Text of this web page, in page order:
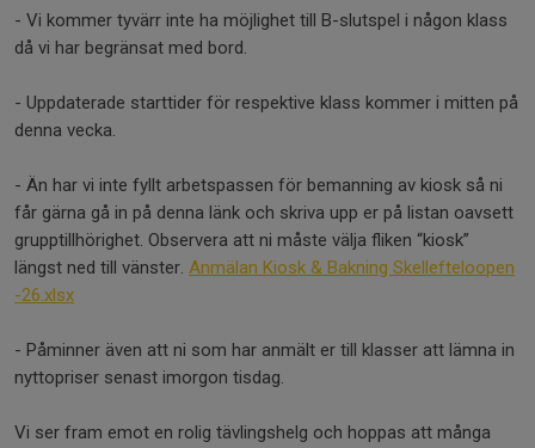
- Vi kommer tyvärr inte ha möjlighet till B-slutspel i någon klass
då vi har begränsat med bord.
- Uppdaterade starttider för respektive klass kommer i mitten på
denna vecka.
- Än har vi inte fyllt arbetspassen för bemanning av kiosk så ni
får gärna gå in på denna länk och skriva upp er på listan oavsett
grupptillhörighet. Observera att ni måste välja fliken “kiosk”
längst ned till vänster. Anmälan Kiosk & Bakning Skellefteloopen
-26.xlsx
- Påminner även att ni som har anmält er till klasser att lämna in
nyttopriser senast imorgon tisdag.
Vi ser fram emot en rolig tävlingshelg och hoppas att många